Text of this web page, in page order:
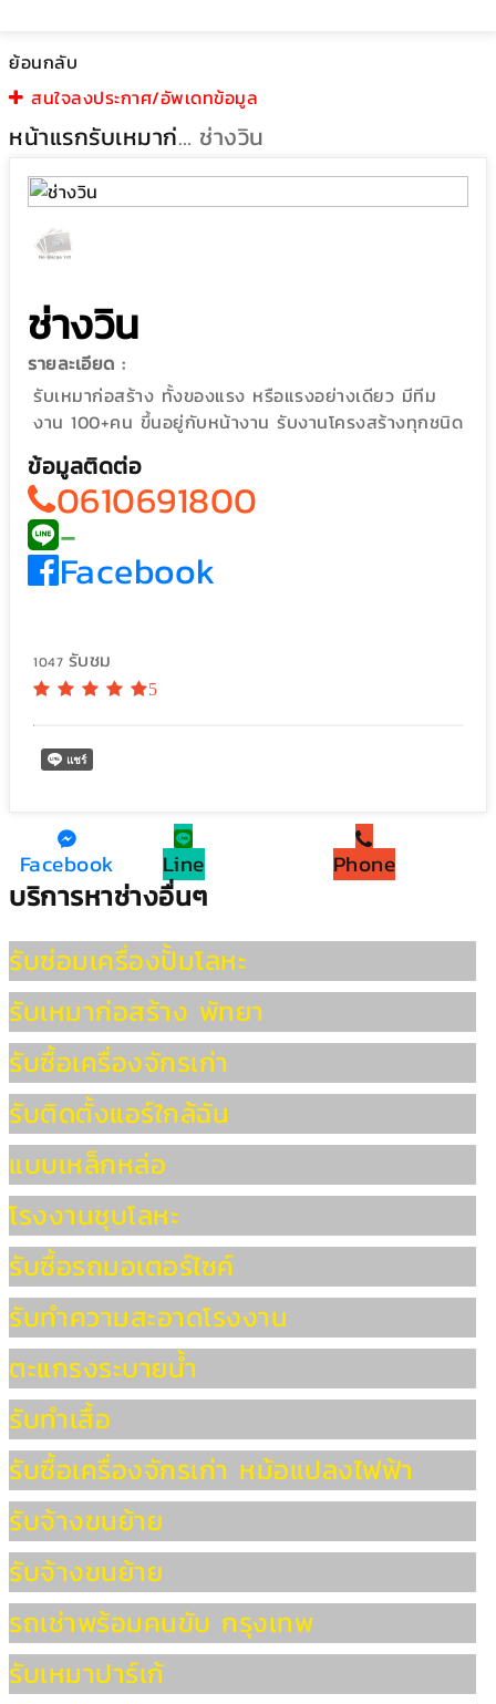
ย้อนกลับ
สนใจลงประกาศ/อัพเดทข้อมูล
หน้าแรก รับเหมาก่อสร้าง ช่างวิน
ช่างวิน
รายละเอียด :
รับเหมาก่อสร้าง ทั้งของแรง หรือแรงอย่างเดียว มีทีม
งาน 100+คน ขึ้นอยู่กับหน้างาน รับงานโครงสร้างทุกชนิด
ข้อมูลติดต่อ
0610691800
-
Facebook
1047 รับชม
5
Facebook Line Phone
บริการหาช่างอื่นๆ
รับซ่อมเครื่องปั้มโลหะ
รับเหมาก่อสร้าง พัทยา
รับซื้อเครื่องจักรเก่า
รับติดตั้งแอร์ใกล้ฉัน
แบบเหล็กหล่อ
โรงงานชุบโลหะ
รับซื้อรถมอเตอร์ไซค์
รับทำความสะอาดโรงงาน
ตะแกรงระบายน้ำ
รับทำเสื้อ
รับซื้อเครื่องจักรเก่า หม้อแปลงไฟฟ้า
รับจ้างขนย้าย
รับจ้างขนย้าย
รถเช่าพร้อมคนขับ กรุงเทพ
รับเหมาปาร์เก้